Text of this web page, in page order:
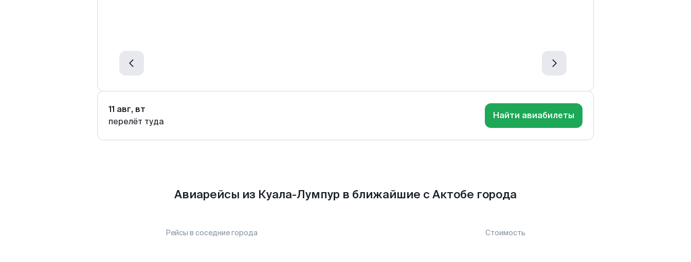
11 авг, вт
перелёт туда
Найти авиабилеты
Авиарейсы из Куала-Лумпур в ближайшие с Актобе города
Рейсы в соседние города Стоимость